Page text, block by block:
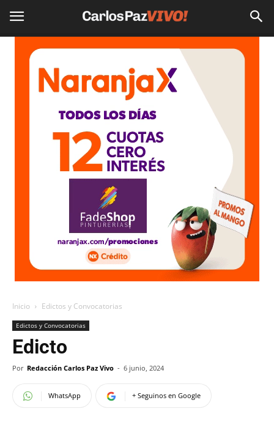
Inicio Edictos y Convocatorias
Edictos y Convocatorias
Edicto
Por Redacción Carlos Paz Vivo - 6 junio, 2024
WhatsApp + Seguinos en Google